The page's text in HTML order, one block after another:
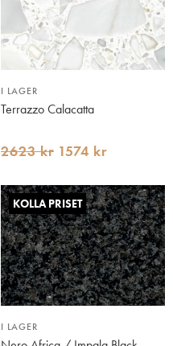
I LAGER
Terrazzo Calacatta
2623 kr 1574 kr
KOLLA PRISET
I LAGER